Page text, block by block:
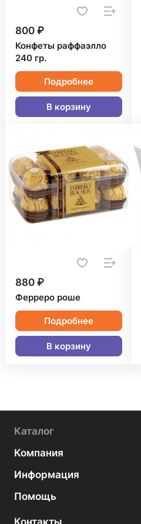
800 ₽
Конфеты раффаэлло
240 гр.
Подробнее
В корзину
880 ₽
Ферреро роше
Подробнее
В корзину
Каталог
Компания
Информация
Помощь
Контакты